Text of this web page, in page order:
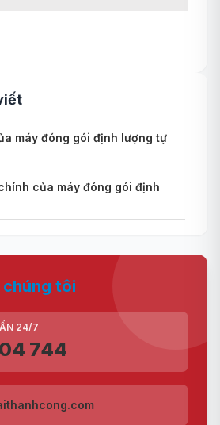
máy đóng gói định lượng tự
của máy đóng gói định
chúng tôi
24/7
744